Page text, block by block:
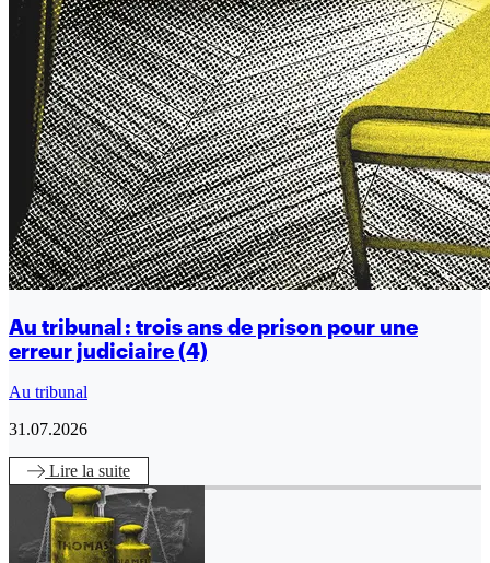
Au tribunal : trois ans de prison pour une
erreur judiciaire (4)
Au tribunal
31.07.2026
Lire la suite